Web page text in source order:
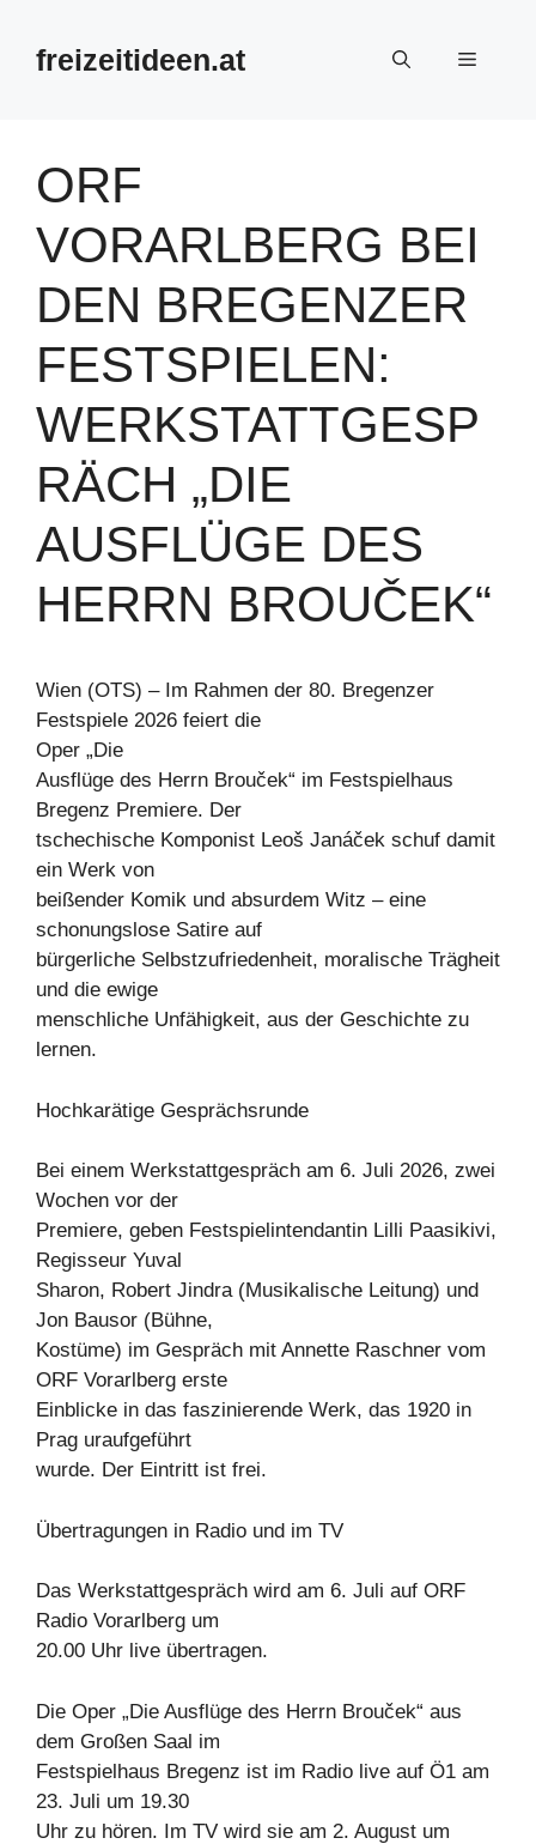
Inhalt
springenfreizeitideen.at Menü
ORF
VORARLBERG BEI
DEN BREGENZER
FESTSPIELEN:
WERKSTATTGESP
RÄCH „DIE
AUSFLÜGE DES
HERRN BROUČEK“
Wien (OTS) – Im Rahmen der 80. Bregenzer
Festspiele 2026 feiert die
Oper „Die
Ausflüge des Herrn Brouček“ im Festspielhaus
Bregenz Premiere. Der
tschechische Komponist Leoš Janáček schuf damit
ein Werk von
beißender Komik und absurdem Witz – eine
schonungslose Satire auf
bürgerliche Selbstzufriedenheit, moralische Trägheit
und die ewige
menschliche Unfähigkeit, aus der Geschichte zu
lernen.
Hochkarätige Gesprächsrunde
Bei einem Werkstattgespräch am 6. Juli 2026, zwei
Wochen vor der
Premiere, geben Festspielintendantin Lilli Paasikivi,
Regisseur Yuval
Sharon, Robert Jindra (Musikalische Leitung) und
Jon Bausor (Bühne,
Kostüme) im Gespräch mit Annette Raschner vom
ORF Vorarlberg erste
Einblicke in das faszinierende Werk, das 1920 in
Prag uraufgeführt
wurde. Der Eintritt ist frei.
Übertragungen in Radio und im TV
Das Werkstattgespräch wird am 6. Juli auf ORF
Radio Vorarlberg um
20.00 Uhr live übertragen.
Die Oper „Die Ausflüge des Herrn Brouček“ aus
dem Großen Saal im
Festspielhaus Bregenz ist im Radio live auf Ö1 am
23. Juli um 19.30
Uhr zu hören. Im TV wird sie am 2. August um